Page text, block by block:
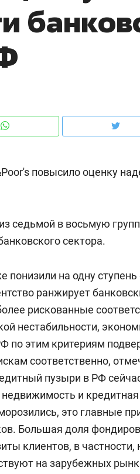
повысило оценку
седьмой в восьмую
сектора.
понизили на одну
ранжирует
рискованные
нестабильности,
по этим критериям
соответственно,
пузыри в РФ
и
это главные
Большая доля
клиентов, в
на зарубежных
аксакалов и
о трехкратном
клиентах и
150 камер до
ID вместо ключа: